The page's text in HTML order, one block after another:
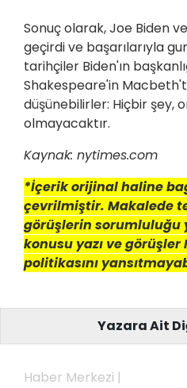
Sonuç olarak, Joe Biden
geçirdi ve başarılarıyla
tarihçiler Biden'ın
Shakespeare'in
düşünebilirler: Hiçbir şey,
olmayacaktır.
Kaynak: nytimes.com
*İçerik orijinal haline
çevrilmiştir. Makalede
görüşlerin sorumluluğu
konusu yazı ve
politikasını
Yazara Ait
Haber Merkezi |